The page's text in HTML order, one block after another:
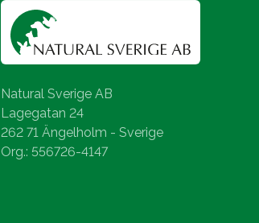
Natural Sverige AB
Lagegatan 24
262 71 Ängelholm - Sverige
Org.: 556726-4147